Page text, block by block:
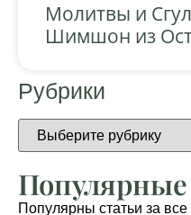
Молитвы и
Шимшон из
Рубрики
Популярные
Популярны статьи за